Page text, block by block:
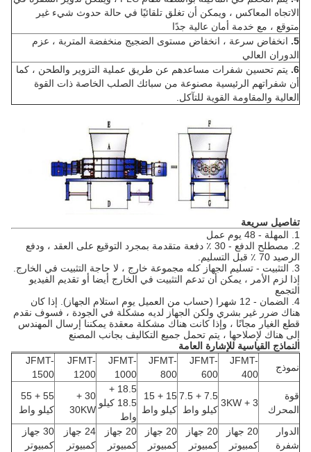
الاتجاه المعاكس ، ويمكن أن تغلق تلقائيًا في حالة حدوث شيء غير
متوقع ، مع خدمة أمان عالية جدًا
5. انخفاض سرعة ، انخفاض مستوى الضجيج منخفضة المتربة ، عزم
الدوران العالي
6. يتم تحسين شفرات مساعدهم عن طريق عملية التزوير والطحن ، كما
أن شفراتهم الرئيسية مصنوعة من سبائك الصلب الخاصة ذات القوة
العالية والمقاومة القوية للتآكل.
تفاصيل سريعة
1. المهلة - 48 يوم عمل
2. مصطلح الدفع - 30 ٪ دفعة متقدمة بمجرد التوقيع على العقد ، ودفع
الرصيد 70 ٪ قبل التسليم.
3. التثبيت - تسليم الجهاز كله مجموعة خارج ، لا حاجة التثبيت في الخارج.
إذا لزم الأمر ، يمكن أن تدعم التثبيت في الخارج أيضا أو تقديم الفيديو
التجمع
4. الضمان - 12 شهرا (حساب من العميل يوم استلام الجهاز).
إذا كان
هناك ضرر غير بشري ولكن الجهاز لديه مشكلة في الجودة ، فسوف نقدم
قطع الغيار مجانًا ، وإذا كانت هناك مشكلة معقدة يمكننا إرسال المهندس
إلى هناك لإصلاحها ، يتم تحمل جميع التكاليف بجانب المصنع
النماذج القياسية للإشارة العامة
نموذج
JFMT-
400
JFMT-
600
JFMT-
800
JFMT-
1000
JFMT-
1200
JFMT-
1500
قوة
المحرك
3 + 3KW
7.5 + 7.5
كيلو واط
15 + 15
كيلو واط
18.5 +
18.5 كيلو
واط
30 +
30KW
55 + 55
كيلو واط
الدوار
شفرة
20 جهاز
كمبيوتر
20 جهاز
كمبيوتر
20 جهاز
كمبيوتر
20 جهاز
كمبيوتر
24 جهاز
كمبيوتر
30 جهاز
كمبيوتر